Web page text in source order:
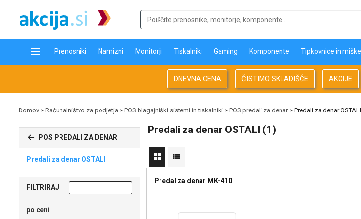
Prenosniki Namizni Monitorji Tiskalniki Gaming Komponente Tipkovnice in miške
DNEVNA CENA ČISTIMO SKLADIŠČE AKCIJE
Domov > Računalništvo za podjetja > POS blagajniški sistemi in tiskalniki > POS predali za denar> Predali za denar OSTALI
POS PREDALI ZA DENAR
Predali za denar OSTALI
FILTRIRAJ
po ceni
Predali za denar OSTALI (1)
Predal za denar MK-410